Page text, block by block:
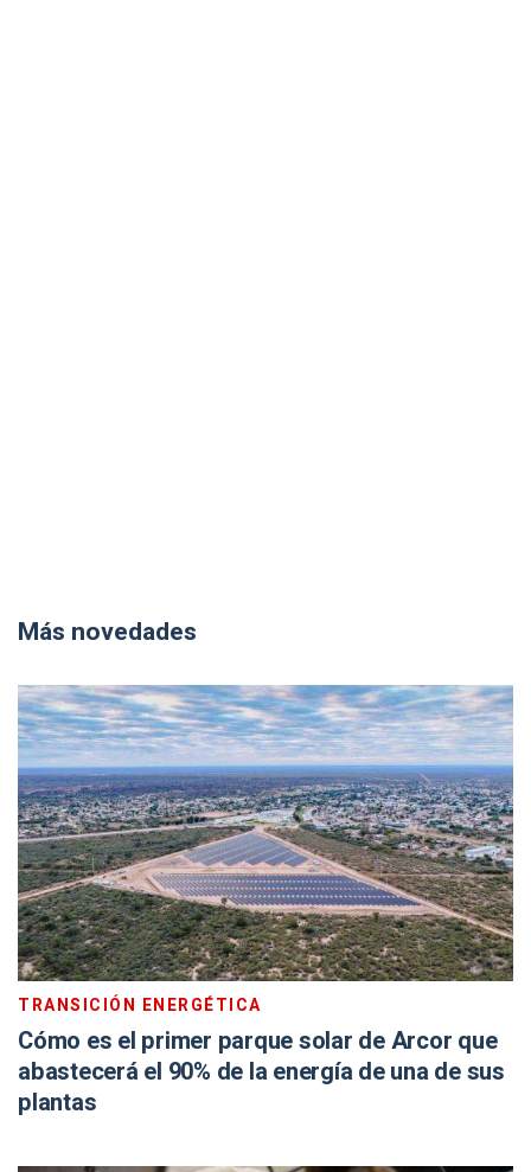
Más novedades
TRANSICIÓN ENERGÉTICA
Cómo es el primer parque solar de Arcor que
abastecerá el 90% de la energía de una de sus
plantas